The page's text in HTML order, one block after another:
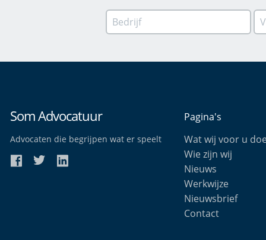
Som Advocatuur
Advocaten die begrijpen wat er speelt
Pagina's
Wat wij voor u
Wie zijn wij
Nieuws
Werkwijze
Nieuwsbrief
Contact